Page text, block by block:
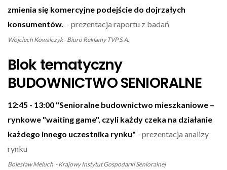
zmienia się komercyjne podejście do dojrzałych
konsumentów. - prezentacja raportu z badań
Wojciech Kowalczyk - Biuro Reklamy TVP S.A.
Blok tematyczny
BUDOWNICTWO SENIORALNE
12:45 - 13:00 "Senioralne budownictwo mieszkaniowe –
rynkowe "waiting game", czyli każdy czeka na działanie
każdego innego uczestnika rynku" - prezentacja analizy
rynku
Bolesław Meluch - Krajowy Instytut Gospodarki Senioralnej